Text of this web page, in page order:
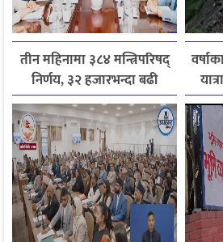
तीन महिनामा ३८४ मन्त्रिपरिषद्
निर्णय, ३२ हजारभन्दा बढी
गुनासो फर्छ्योट